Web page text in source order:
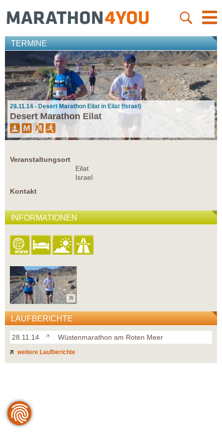
TERMINE
28.11.14 - Desert Marathon Eilat in Eilat (Israel)
Desert Marathon Eilat
Veranstaltungsort
Eilat
Israel
Kontakt
INFORMATIONEN
LAUFBERICHTE
28.11.14 Wüstenmarathon am Roten Meer
weitere Laufberichte